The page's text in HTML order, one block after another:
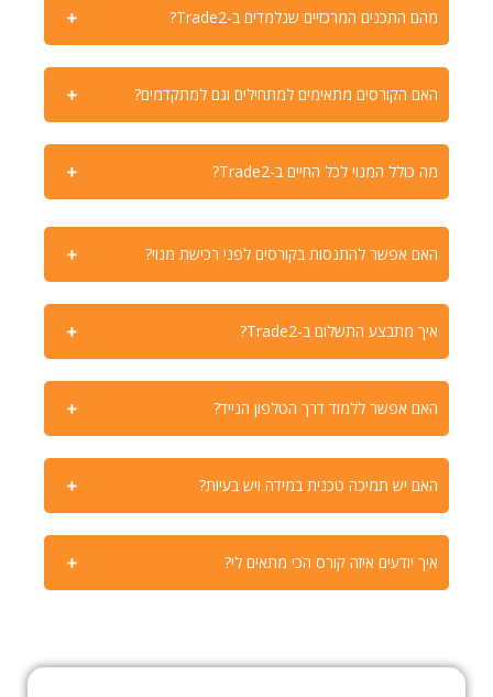
מהם התכנים המרכזיים שנלמדים ב-Trade2?
האם הקורסים מתאימים למתחילים וגם למתקדמים?
מה כולל המנוי לכל החיים ב-Trade2?
האם אפשר להתנסות בקורסים לפני רכישת מנוי?
איך מתבצע התשלום ב-Trade2?
האם אפשר ללמוד דרך הטלפון הנייד?
האם יש תמיכה טכנית במידה ויש בעיות?
איך יודעים איזה קורס הכי מתאים לי?